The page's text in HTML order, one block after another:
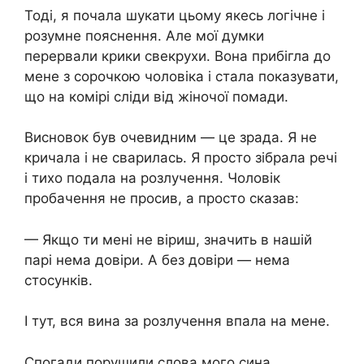
Тоді, я почала шукати цьому якесь логічне і
розумне пояснення. Але мої думки
перервали крики свекрухи. Вона прибігла до
мене з сорочкою чоловіка і стала показувати,
що на комірі сліди від жіночої помади.
Висновок був очевидним — це зрада. Я не
кричала і не сварилась. Я просто зібрала речі
і тихо подала на розлучення. Чоловік
пробачення не просив, а просто сказав:
— Якщо ти мені не віриш, значить в нашій
парі нема довіри. А без довіри — нема
стосунків.
І тут, вся вина за розлучення впала на мене.